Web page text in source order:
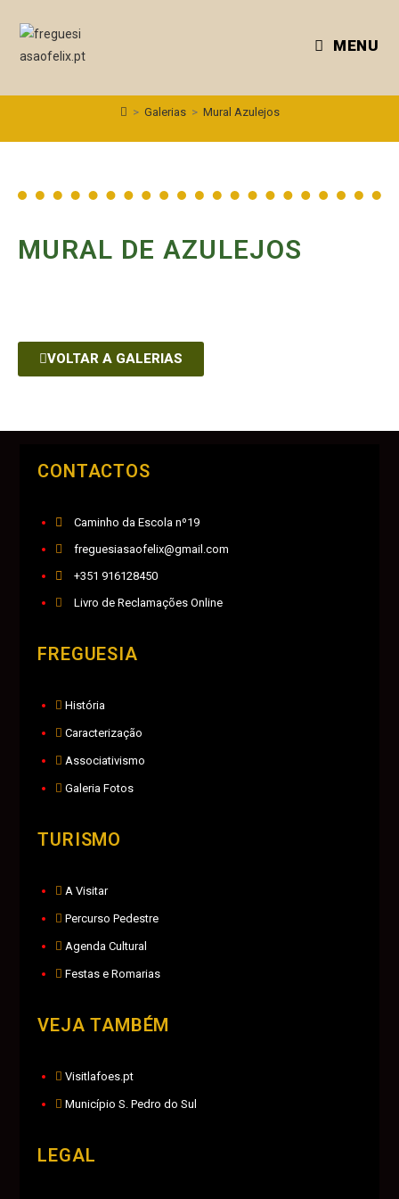
MENU
> Galerias > Mural Azulejos
MURAL DE AZULEJOS
VOLTAR A GALERIAS
CONTACTOS
Caminho da Escola nº19
freguesiasaofelix@gmail.com
+351 916128450
Livro de Reclamações Online
FREGUESIA
História
Caracterização
Associativismo
Galeria Fotos
TURISMO
A Visitar
Percurso Pedestre
Agenda Cultural
Festas e Romarias
VEJA TAMBÉM
Visitlafoes.pt
Município S. Pedro do Sul
LEGAL